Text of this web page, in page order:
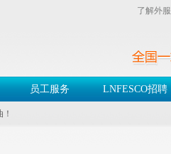
了解外服
员工服务 LNFESCO招聘